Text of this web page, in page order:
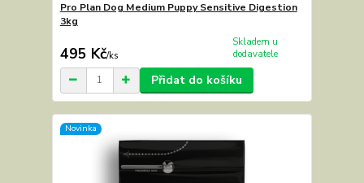
Pro Plan Dog Medium Puppy Sensitive Digestion
3kg
495 Kč/ks
Skladem u
dodavatele
Přidat do košíku
Novinka